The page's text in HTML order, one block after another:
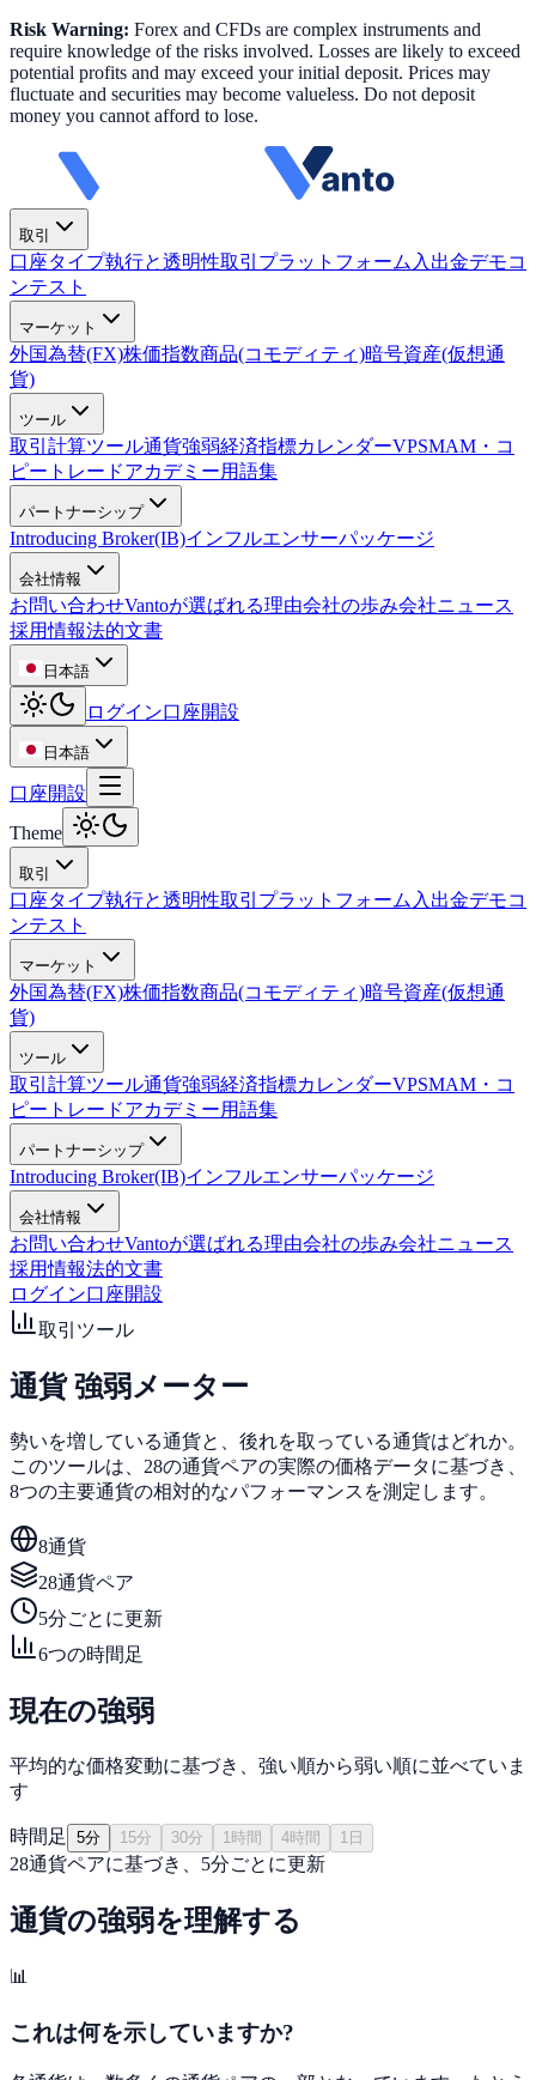
Risk Warning: Forex and CFDs are complex instruments and
require knowledge of the risks involved. Losses are likely to exceed
potential profits and may exceed your initial deposit. Prices may
fluctuate and securities may become valueless. Do not deposit
money you cannot afford to lose.
取引
口座タイプ執行と透明性取引プラットフォーム 入出金デモコ
ンテスト
マーケット
外国為替(FX)株価指数商品(コモディティ)暗号資産(仮想通
貨)
ツール
取引計算ツール通貨強弱経済指標カレンダーVPSMAM・コ
ピートレードアカデミー用語集
パートナーシップ
Introducing Broker(IB)インフルエンサーパッケージ
会社情報
お問い合わせVantoが選ばれる理由会社の歩み会社ニュース
採用情報法的文書
日本語
ログイン口座開設
日本語
口座開設
Theme
取引
口座タイプ執行と透明性取引プラットフォーム 入出金デモコ
ンテスト
マーケット
外国為替(FX)株価指数商品(コモディティ)暗号資産(仮想通
貨)
ツール
取引計算ツール通貨強弱経済指標カレンダーVPSMAM・コ
ピートレードアカデミー用語集
パートナーシップ
Introducing Broker(IB)インフルエンサーパッケージ
会社情報
お問い合わせVantoが選ばれる理由会社の歩み会社ニュース
採用情報法的文書
ログイン口座開設
取引ツール
通貨 強弱メーター
勢いを増している通貨と、後れを取っている通貨はどれか。
このツールは、28の通貨ペアの実際の価格データに基づき、
8つの主要通貨の相対的なパフォーマンスを測定します。
8通貨
28通貨ペア
5分ごとに更新
6つの時間足
現在の強弱
平均的な価格変動に基づき、強い順から弱い順に並べていま
す
時間足 5分 15分 30分 1時間 4時間 1日
28通貨ペアに基づき、5分ごとに更新
通貨の強弱を理解する
📊
これは何を示していますか?